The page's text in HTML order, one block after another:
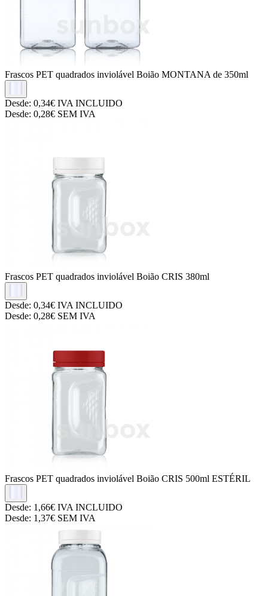
Frascos PET quadrados inviolável Boião MONTANA de 350ml
Desde: 0,34€ IVA INCLUIDO
Desde: 0,28€ SEM IVA
Frascos PET quadrados inviolável Boião CRIS 380ml
Desde: 0,34€ IVA INCLUIDO
Desde: 0,28€ SEM IVA
Frascos PET quadrados inviolável Boião CRIS 500ml ESTÉRIL
Desde: 1,66€ IVA INCLUIDO
Desde: 1,37€ SEM IVA